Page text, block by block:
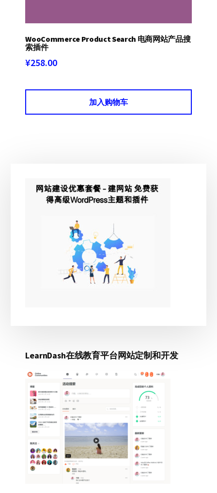
WooCommerce Product Search 电商网站产品搜
索插件
¥258.00
加入购物车
LearnDash在线教育平台网站定制和开发